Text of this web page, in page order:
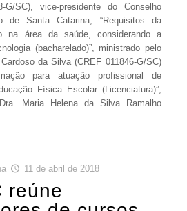
G/SC), vice-presidente do Conselho
de Santa Catarina, “Requisitos da
na área da saúde, considerando a
(bacharelado)”, ministrado pelo
da Silva (CREF 011846-G/SC)
para atuação profissional de
Física Escolar (Licenciatura)”,
Maria Helena da Silva Ramalho
11 de abril de 2018
reúne